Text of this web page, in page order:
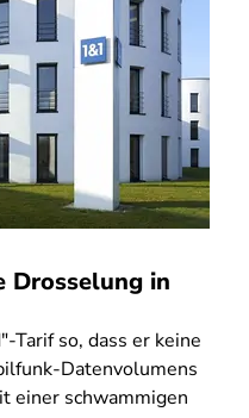
Drosselung in
so, dass er keine
Datenvolumens
einer schwammigen